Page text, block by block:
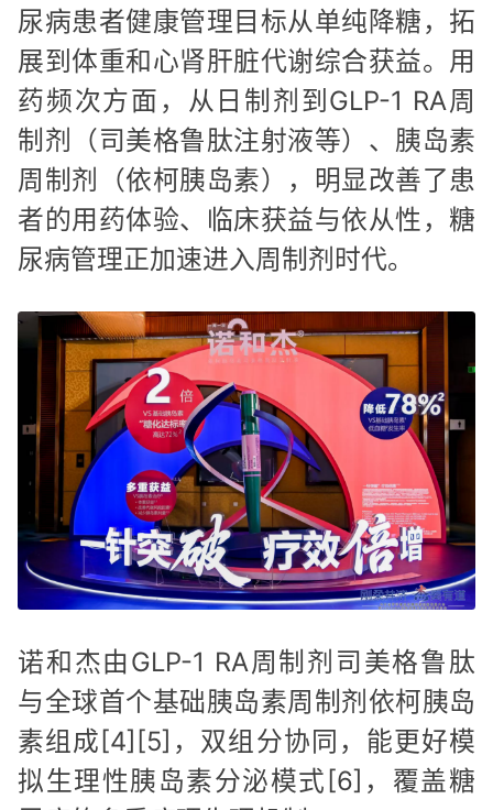
尿病患者健康管理目标从单纯降糖，拓
展到体重和心肾肝脏代谢综合获益。用
药频次方面，从日制剂到GLP-1 RA周
制剂（司美格鲁肽注射液等）、胰岛素
周制剂（依柯胰岛素），明显改善了患
者的用药体验、临床获益与依从性，糖
尿病管理正加速进入周制剂时代。
诺和杰由GLP-1 RA周制剂司美格鲁肽
与全球首个基础胰岛素周制剂依柯胰岛
素组成[4][5]，双组分协同，能更好模
拟生理性胰岛素分泌模式[6]，覆盖糖